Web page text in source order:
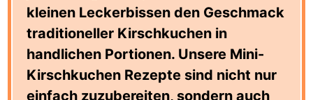
kleinen Leckerbissen den Geschmack
traditioneller Kirschkuchen in
handlichen Portionen. Unsere Mini-
Kirschkuchen Rezepte sind nicht nur
einfach zuzubereiten, sondern auch